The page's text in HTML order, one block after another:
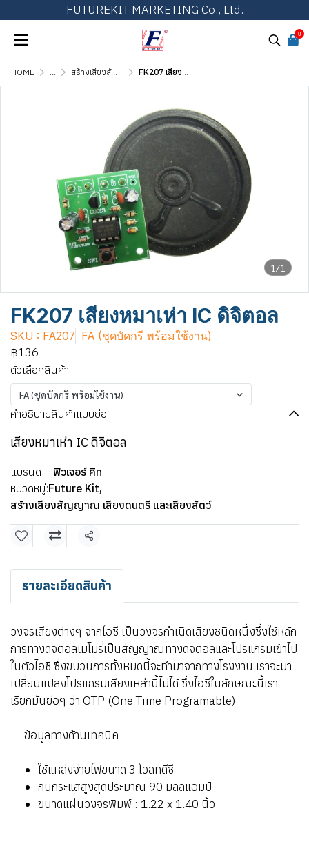
FUTUREKIT MARKETING Co., Ltd.
0
HOME ... สร้างเสียงสัญญาณ เสียงดนตรี และเสียงสัตว์ FK207 เสียงหมาเห่า IC ดิจิตอล
1/1
FK207 เสียงหมาเห่า IC ดิจิตอล
SKU : FA207 FA (ชุดบัดกรี พร้อมใช้งาน)
฿136
ตัวเลือกสินค้า
FA (ชุดบัดกรี พร้อมใช้งาน)
คำอธิบายสินค้าแบบย่อ
เสียงหมาเห่า IC ดิจิตอล
แบรนด์:
ฟิวเจอร์ คิท
หมวดหมู่:Future Kit,
สร้างเสียงสัญญาณ เสียงดนตรี และเสียงสัตว์
แชร์
รายละเอียดสินค้า
วงจรเสียงต่างๆ จากไอซี เป็นวงจรกำเนิดเสียงชนิดหนึ่งซึ่งใช้หลัก
การทางดิจิตอลเมโมรี่เป็นสัญญาณทางดิจิตอลและโปรแกรมเข้าไป
ในตัวไอซี ซึ่งขบวนการทั้งหมดนี้จะทำมาจากทางโรงงาน เราจะมา
เปลี่ยนแปลงโปรแกรมเสียงเหล่านี้ไม่ได้ ซึ่งไอซีในลักษณะนี้เรา
เรียกมันย่อๆ ว่า OTP (One Time Programable)
ข้อมูลทางด้านเทคนิค
ใช้แหล่งจ่ายไฟขนาด 3 โวลท์ดีซี
กินกระแสสูงสุดประมาณ 90 มิลลิแอมป์
ขนาดแผ่นวงจรพิมพ์ : 1.22 x 1.40 นิ้ว